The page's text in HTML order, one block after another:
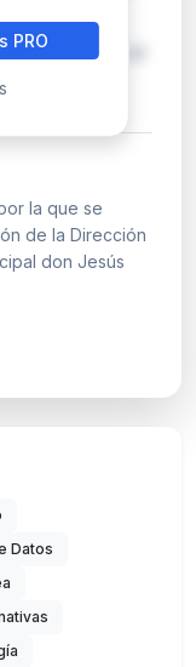
de
ha seguido el
PRO
la que se
de la Dirección
don Jesús
Datos